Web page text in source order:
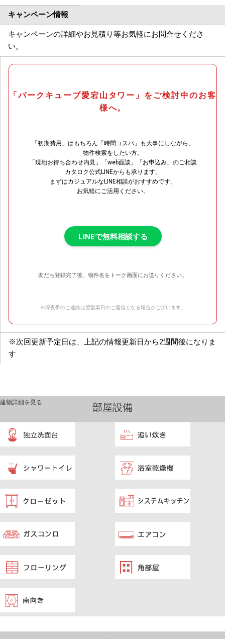
キャンペーン情報
キャンペーンの詳細やお見積り等お気軽にお問合せくださ
い。
「パークキューブ愛宕山タワー」をご検討中のお客
様へ。
「初期費用」はもちろん「時間コスパ」も大事にしながら、
物件検索をしたい方。
「現地お待ち合わせ内見」「web面談」「お申込み」のご相談
カタロク公式LINEからも承ります。
まずはカジュアルなLINE相談がおすすめです。
お気軽にご活用ください。
LINEで無料相談する
友だち登録完了後、物件名をトーク画面にお送りください。
※深夜帯のご連絡は翌営業日のご返信となる場合がございます。
※次回更新予定日は、上記の情報更新日から2週間後になりま
す
部屋設備
建物詳細を見る